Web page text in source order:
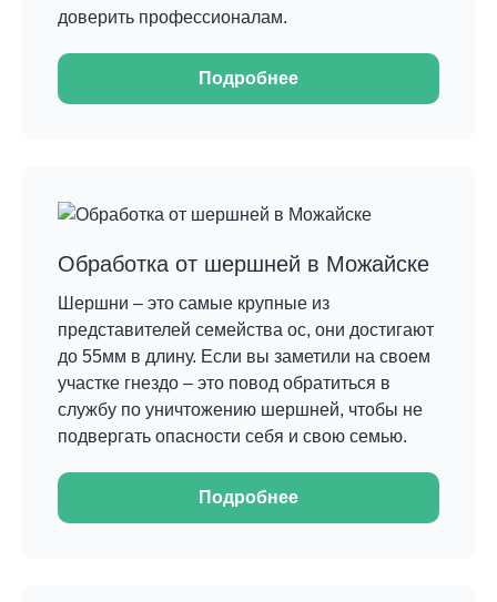
доверить профессионалам.
Подробнее
Обработка от шершней в Можайске
Шершни – это самые крупные из
представителей семейства ос, они достигают
до 55мм в длину. Если вы заметили на своем
участке гнездо – это повод обратиться в
службу по уничтожению шершней, чтобы не
подвергать опасности себя и свою семью.
Подробнее